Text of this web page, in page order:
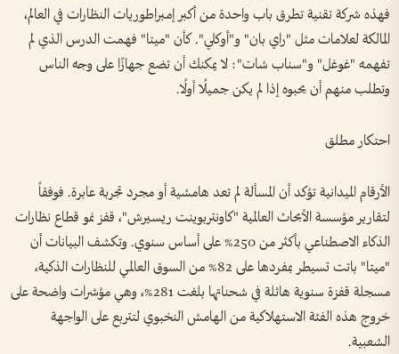
فهذه شركة تقنية تطرق باب واحدة من أكبر إمبراطوريات النظارات في العالم،
المالكة لعلامات مثل "راي بان" و"أوكلي". كأن "ميتا" فهمت الدرس الذي لم
تفهمه "غوغل" و"سناب شات": لا يمكنك أن تضع جهازًا على وجه الناس
وتطلب منهم أن يحبوه إذا لم يكن جميلًا أولًا.
احتكار مطلق
الأرقام الميدانية تؤكد أن المسألة لم تعد هامشية أو مجرد تجربة عابرة. فوفقاً
لتقارير مؤسسة الأبحاث العالمية "كاونتربوينت ريسيرش"، قفز نمو قطاع نظارات
الذكاء الاصطناعي بأكثر من 250% على أساس سنوي. وتكشف البيانات أن
"ميتا" باتت تسيطر بمفردها على 82% من السوق العالمي للنظارات الذكية،
مسجلة قفزة سنوية هائلة في شحناتها بلغت 281%، وهي مؤشرات واضحة على
خروج هذه الفئة الاستهلاكية من الهامش النخبوي لتتربع على الواجهة
الشعبية.